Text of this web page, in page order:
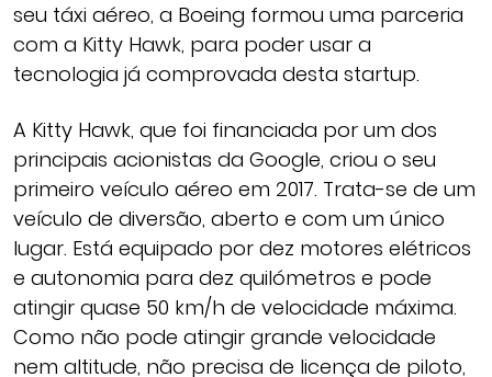
seu táxi aéreo, a Boeing formou uma parceria
com a Kitty Hawk, para poder usar a
tecnologia já comprovada desta startup.
A Kitty Hawk, que foi financiada por um dos
principais acionistas da Google, criou o seu
primeiro veículo aéreo em 2017. Trata-se de um
veículo de diversão, aberto e com um único
lugar. Está equipado por dez motores elétricos
e autonomia para dez quilómetros e pode
atingir quase 50 km/h de velocidade máxima.
Como não pode atingir grande velocidade
nem altitude, não precisa de licença de piloto,